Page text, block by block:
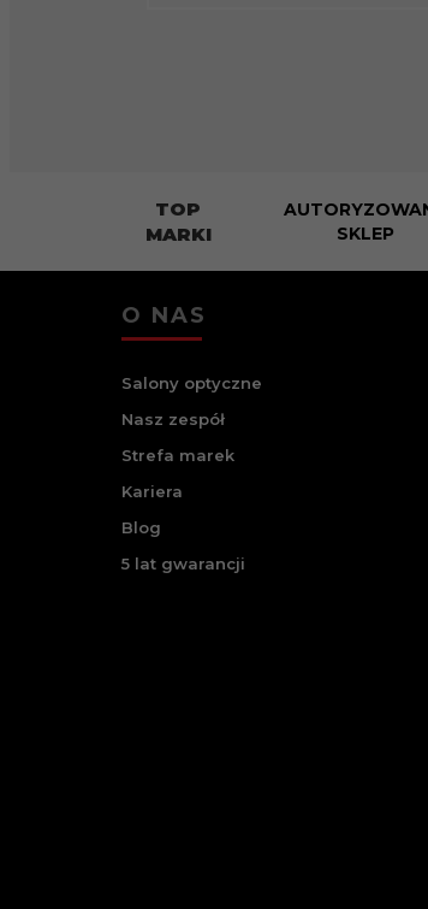
TOP
MARKI
SKLEP
O NAS
Salony optyczne
Nasz zespół
Strefa marek
Kariera
Blog
5 lat gwarancji